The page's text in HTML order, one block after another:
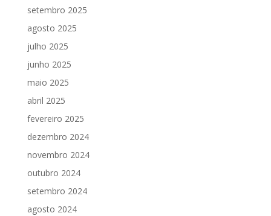
setembro 2025
agosto 2025
julho 2025
junho 2025
maio 2025
abril 2025
fevereiro 2025
dezembro 2024
novembro 2024
outubro 2024
setembro 2024
agosto 2024